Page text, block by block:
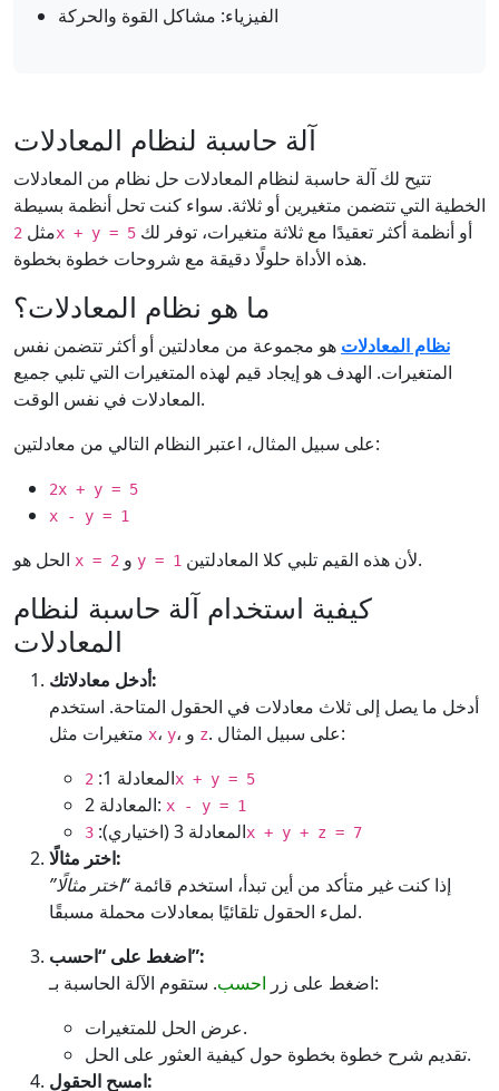
الفيزياء: مشاكل القوة والحركة
آلة حاسبة لنظام المعادلات
تتيح لك آلة حاسبة لنظام المعادلات حل نظام من المعادلات
الخطية التي تتضمن متغيرين أو ثلاثة. سواء كنت تحل أنظمة بسيطة
مثل2x + y = 5
هذه الأداة حلولًا دقيقة مع شروحات خطوة بخطوة.
ما هو نظام المعادلات؟
نظام المعادلات هو مجموعة من معادلتين أو أكثر تتضمن نفس
المتغيرات. الهدف هو إيجاد قيم لهذه المتغيرات التي تلبي جميع
المعادلات في نفس الوقت.
على سبيل المثال، اعتبر النظام التالي من معادلتين:
2x + y = 5
x - y = 1
x = 2 y = 1 لأن هذه القيم تلبي كلا المعادلتين.
كيفية استخدام آلة حاسبة لنظام
المعادلات
أدخل معادلاتك:
أدخل ما يصل إلى ثلاث معادلات في الحقول المتاحة. استخدم
x، y z
. على سبيل المثال:
المعادلة 1:2x + y = 5
المعادلة 2: x - y = 1
المعادلة 3 (اختياري):3x + y + z = 7
اختر مثالًا:
إذا كنت غير متأكد من أين تبدأ، استخدم قائمة“اختر مثالًا”
لملء الحقول تلقائيًا بمعادلات محملة مسبقًا.
اضغط على “احسب”:
اضغط على زر احسب
. ستقوم الآلة الحاسبة بـ:
عرض الحل للمتغيرات.
تقديم شرح خطوة بخطوة حول كيفية العثور على الحل.
امسح الحقول: